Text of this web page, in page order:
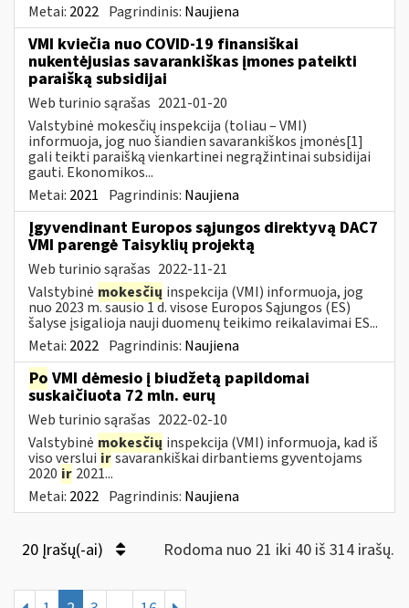
Metai: 2022 Pagrindinis: Naujiena
VMI kviečia nuo COVID-19 finansiškai
nukentėjusias savarankiškas įmones pateikti
paraišką subsidijai
Web turinio sąrašas 2021-01-20
Valstybinė mokesčių inspekcija (toliau – VMI)
informuoja, jog nuo šiandien savarankiškos įmonės[1]
gali teikti paraišką vienkartinei negrąžintinai subsidijai
gauti. Ekonomikos...
Metai: 2021 Pagrindinis: Naujiena
Įgyvendinant Europos sąjungos direktyvą DAC7
VMI parengė Taisyklių projektą
Web turinio sąrašas 2022-11-21
Valstybinė mokesčių inspekcija (VMI) informuoja, jog
nuo 2023 m. sausio 1 d. visose Europos Sąjungos (ES)
šalyse įsigalioja nauji duomenų teikimo reikalavimai ES...
Metai: 2022 Pagrindinis: Naujiena
Po VMI dėmesio į biudžetą papildomai
suskaičiuota 72 mln. eurų
Web turinio sąrašas 2022-02-10
Valstybinė mokesčių inspekcija (VMI) informuoja, kad iš
viso versluiirsavarankiškai dirbantiems gyventojams
2020 ir 2021...
Metai: 2022 Pagrindinis: Naujiena
20 Įrašų(-ai) Rodoma nuo 21 iki 40 iš 314 irašų.